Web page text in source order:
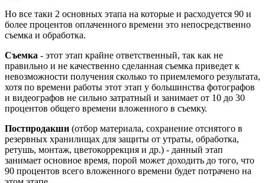
Но все таки 2 основных этапа на которые и расходуется 90 и
более процентов оплаченного времени это непосредственно
съемка и обработка.
Съемка - этот этап крайне ответственный, так как не
правильно и не качественно сделанная съемка приведет к
невозможности получения сколько то приемлемого результата,
хотя по времени работы этот этап у большинства фотографов
и видеографов не сильно затратный и занимает от 10 до 30
процентов общего времени вложенного в съемку.
Постпродакшн (отбор материала, сохранение отснятого в
резервных хранилищах для защиты от утраты, обработка,
ретушь, монтаж, цветокоррекция и др.) - данный этап
занимает основное время, порой может доходить до того, что
90 процентов всего вложенного времени будет потрачено на